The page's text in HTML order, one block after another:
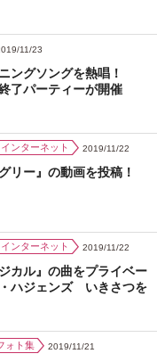
11/23
ングソングを熱唱！
了パーティーが開催
インターネット 2019/11/22
リー』の動画を投稿！
インターネット 2019/11/22
カル』の曲をプライベー
ハジェンズ いきさつを
ォト集 2019/11/21